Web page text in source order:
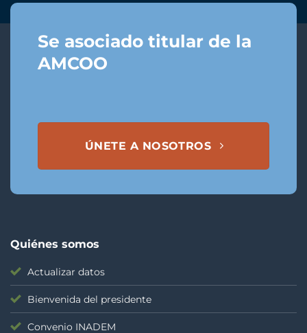
Se asociado titular de la
AMCOO
ÚNETE A NOSOTROS
Quiénes somos
Actualizar datos
Bienvenida del presidente
Convenio INADEM